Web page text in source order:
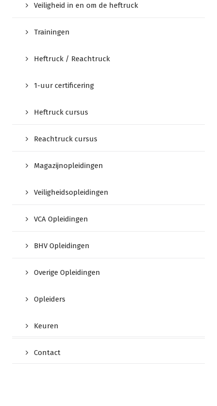
Veiligheid in en om de heftruck
Trainingen
Heftruck / Reachtruck
1-uur certificering
Heftruck cursus
Reachtruck cursus
Magazijnopleidingen
Veiligheidsopleidingen
VCA Opleidingen
BHV Opleidingen
Overige Opleidingen
Opleiders
Keuren
Contact